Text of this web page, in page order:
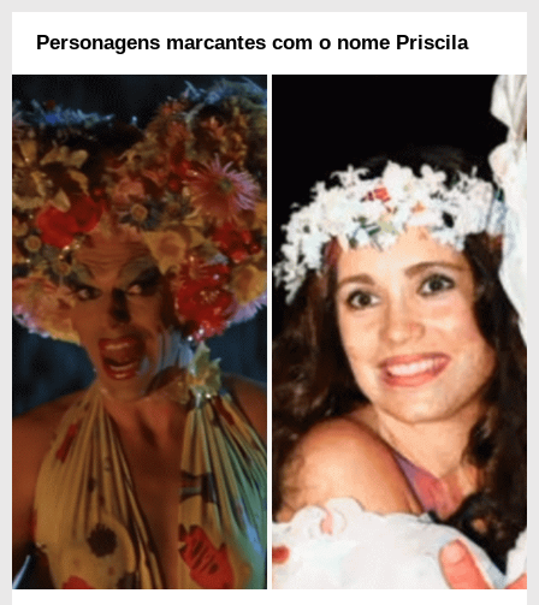
Personagens marcantes com o nome Priscila